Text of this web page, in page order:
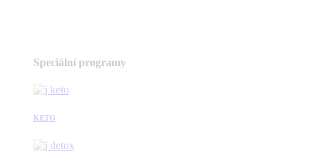
Speciální programy
KETO